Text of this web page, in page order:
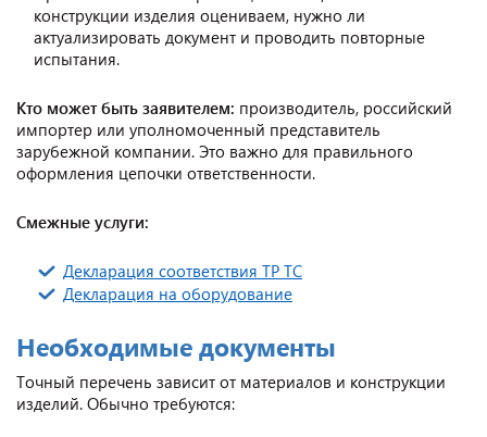
конструкции изделия оцениваем, нужно ли
актуализировать документ и проводить повторные
испытания.
Кто может быть заявителем: производитель, российский
импортер или уполномоченный представитель
зарубежной компании. Это важно для правильного
оформления цепочки ответственности.
Смежные услуги:
Декларация соответствия ТР ТС
Декларация на оборудование
Необходимые документы
Точный перечень зависит от материалов и конструкции
изделий. Обычно требуются: